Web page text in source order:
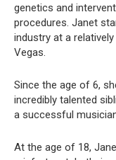
genetics and
procedures. Janet
industry at a
Vegas.
Since the age of 6,
incredibly talented
a successful
At the age of 18,